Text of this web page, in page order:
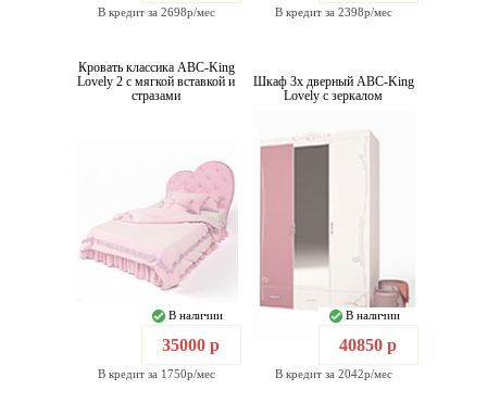
В кредит за 2698р/мес В кредит за 2398р/мес
Кровать классика ABC-King
Lovely 2 с мягкой вставкой и
стразами
В наличии
35000 р
В кредит за 1750р/мес
Шкаф 3х дверный ABC-King
Lovely с зеркалом
В наличии
40850 р
В кредит за 2042р/мес